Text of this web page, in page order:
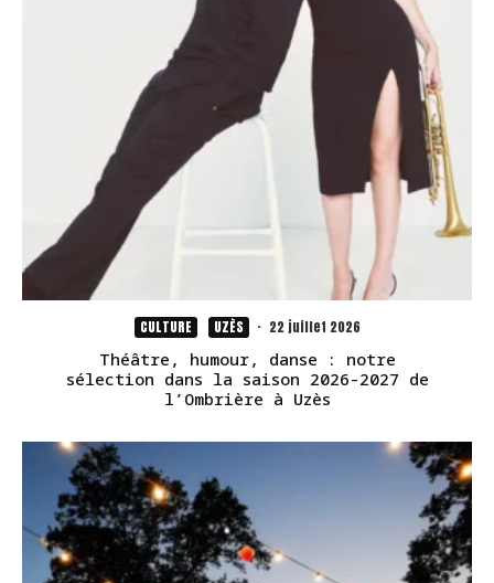
CULTURE UZÈS · 22 juillet 2026
Théâtre, humour, danse : notre
sélection dans la saison 2026-2027 de
l’Ombrière à Uzès